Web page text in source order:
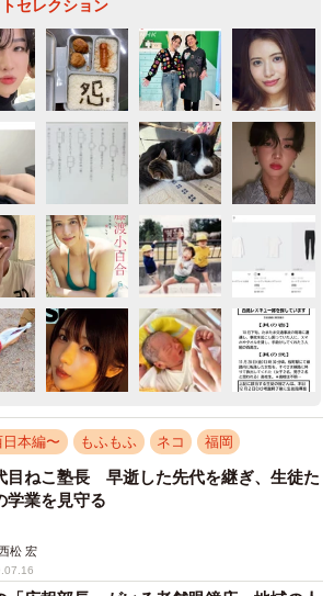
セレクション
本編〜 もふもふ ネコ 福岡
目ねこ塾長 早逝した先代を継ぎ、生徒た
学業を見守る
松 宏